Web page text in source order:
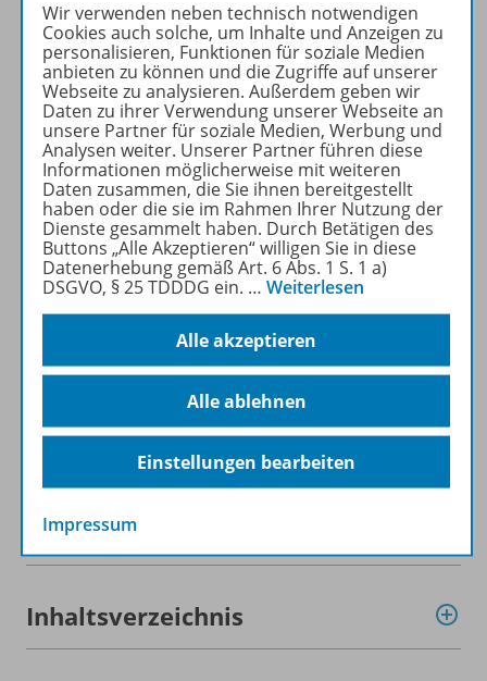
Mehr zur Zeitschrift
Produktinformationen
Beschreibung
Inhalte
Zugehörige Produkte
HeftPlusWeb
Inhaltsverzeichnis
Wir verwenden neben technisch notwendigen
Cookies auch solche, um Inhalte und Anzeigen zu
personalisieren, Funktionen für soziale Medien
anbieten zu können und die Zugriffe auf unserer
Webseite zu analysieren. Außerdem geben wir
Daten zu ihrer Verwendung unserer Webseite an
unsere Partner für soziale Medien, Werbung und
Analysen weiter. Unserer Partner führen diese
Informationen möglicherweise mit weiteren
Daten zusammen, die Sie ihnen bereitgestellt
haben oder die sie im Rahmen Ihrer Nutzung der
Dienste gesammelt haben. Durch Betätigen des
Buttons „Alle Akzeptieren“ willigen Sie in diese
Datenerhebung gemäß Art. 6 Abs. 1 S. 1 a)
DSGVO, § 25 TDDDG ein. … Weiterlesen
Alle akzeptieren
Alle ablehnen
Einstellungen bearbeiten
Impressum